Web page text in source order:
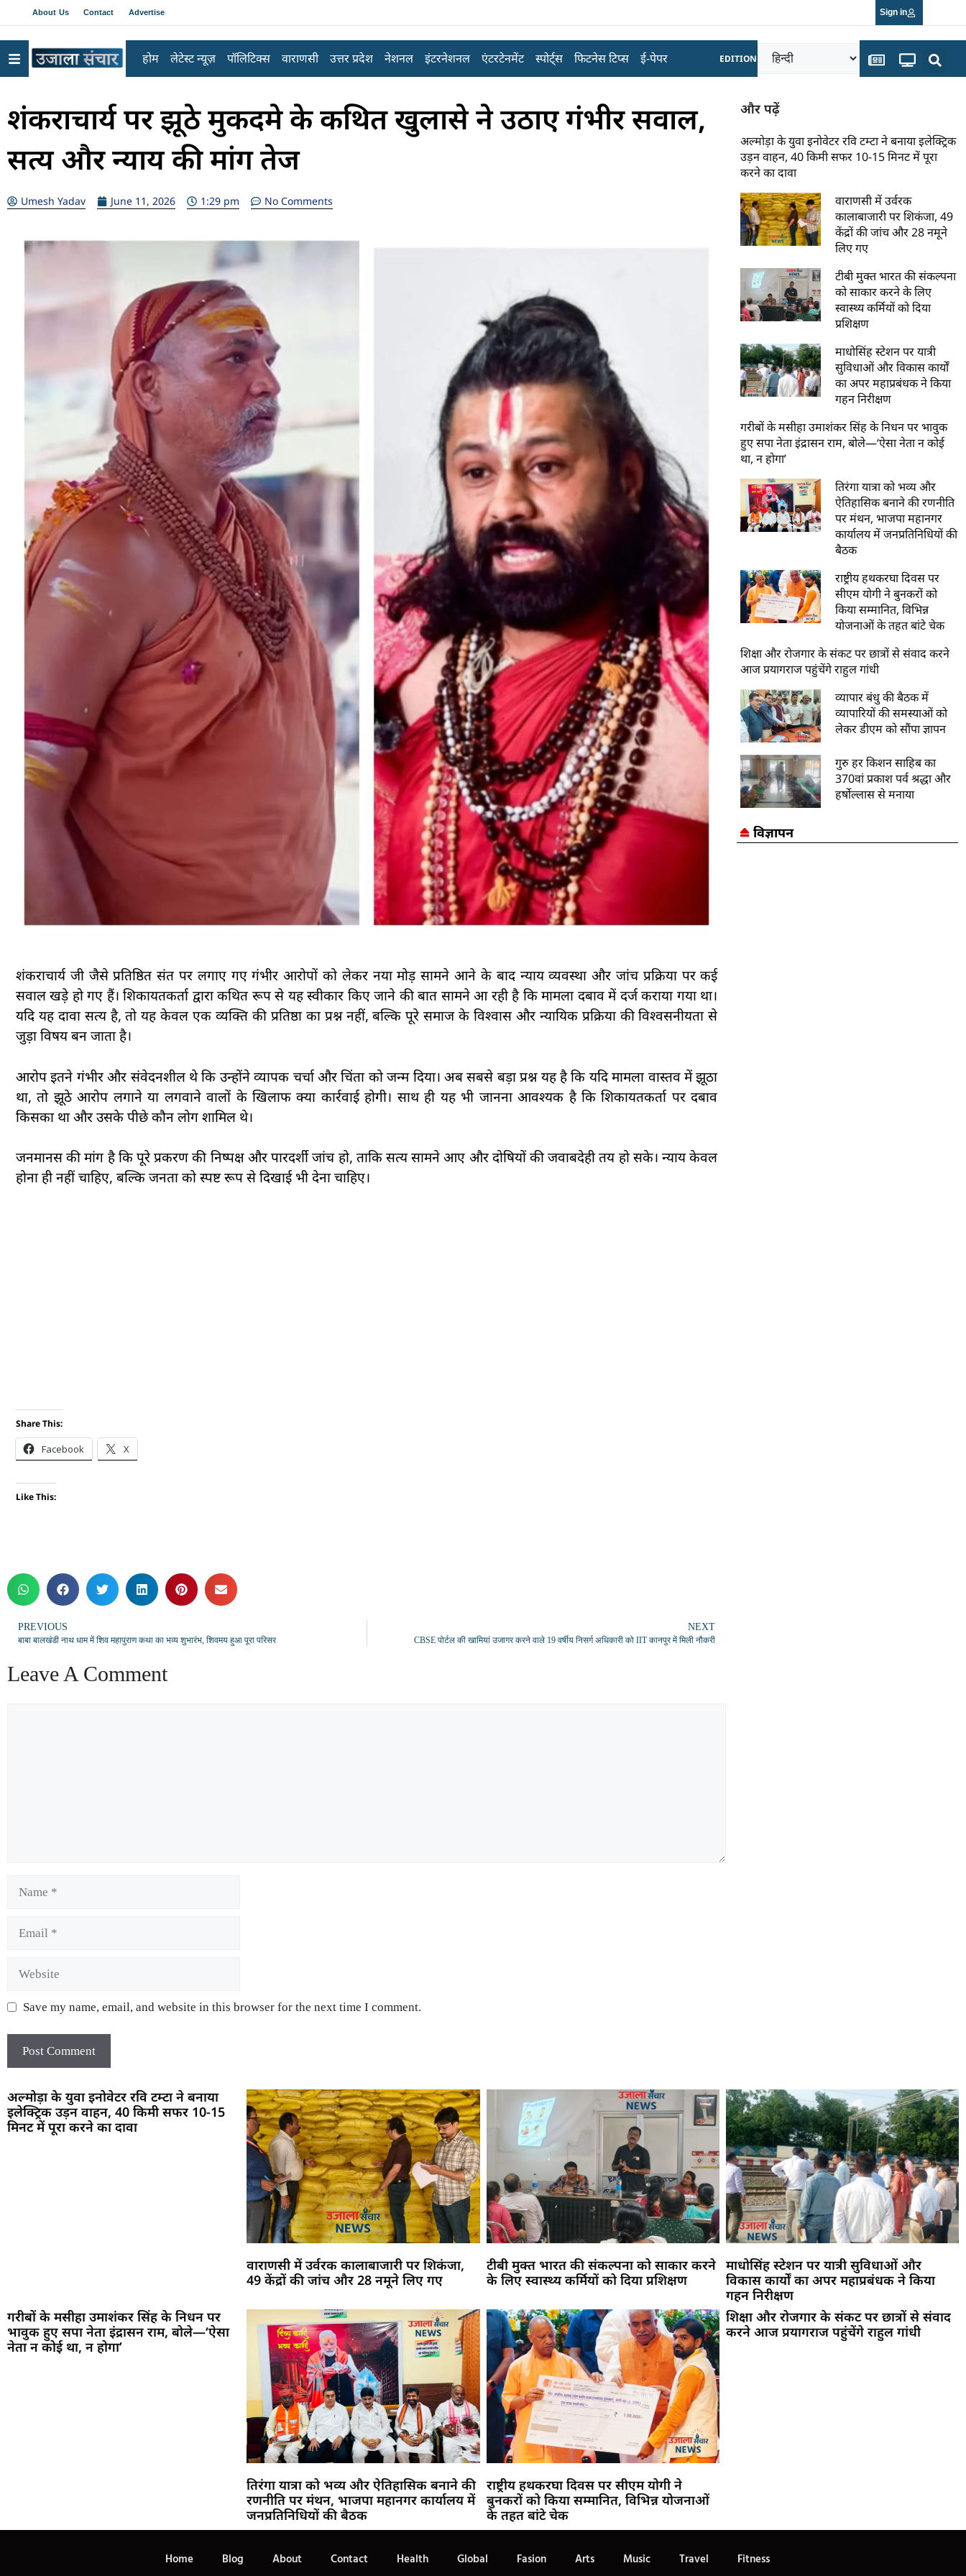
About Us Contact Advertise Sign in
होम लेटेस्ट न्यूज़ पॉलिटिक्स वाराणसी उत्तर प्रदेश नेशनल इंटरनेशनल एंटरटेनमेंट स्पोर्ट्स फिटनेस टिप्स ई-पेपर EDITION
शंकराचार्य पर झूठे मुकदमे के कथित खुलासे ने उठाए गंभीर सवाल,
सत्य और न्याय की मांग तेज
Umesh Yadav June 11, 2026 1:29 pm No Comments
शंकराचार्य जी जैसे प्रतिष्ठित संत पर लगाए गए गंभीर आरोपों को लेकर नया मोड़ सामने आने के बाद न्याय व्यवस्था और जांच प्रक्रिया पर कई
सवाल खड़े हो गए हैं। शिकायतकर्ता द्वारा कथित रूप से यह स्वीकार किए जाने की बात सामने आ रही है कि मामला दबाव में दर्ज कराया गया था।
यदि यह दावा सत्य है, तो यह केवल एक व्यक्ति की प्रतिष्ठा का प्रश्न नहीं, बल्कि पूरे समाज के विश्वास और न्यायिक प्रक्रिया की विश्वसनीयता से
जुड़ा विषय बन जाता है।
आरोप इतने गंभीर और संवेदनशील थे कि उन्होंने व्यापक चर्चा और चिंता को जन्म दिया। अब सबसे बड़ा प्रश्न यह है कि यदि मामला वास्तव में झूठा
था, तो झूठे आरोप लगाने या लगवाने वालों के खिलाफ क्या कार्रवाई होगी। साथ ही यह भी जानना आवश्यक है कि शिकायतकर्ता पर दबाव
किसका था और उसके पीछे कौन लोग शामिल थे।
जनमानस की मांग है कि पूरे प्रकरण की निष्पक्ष और पारदर्शी जांच हो, ताकि सत्य सामने आए और दोषियों की जवाबदेही तय हो सके। न्याय केवल
होना ही नहीं चाहिए, बल्कि जनता को स्पष्ट रूप से दिखाई भी देना चाहिए।
Share This:
Facebook X
Like This:
PREVIOUS
बाबा बालखंडी नाथ धाम में शिव महापुराण कथा का भव्य शुभारंभ, शिवमय हुआ पूरा परिसर
NEXT
CBSE पोर्टल की खामियां उजागर करने वाले 19 वर्षीय निसर्ग अधिकारी को IIT कानपुर में मिली नौकरी
Leave A Comment
Save my name, email, and website in this browser for the next time I comment.
और पढ़ें
अल्मोड़ा के युवा इनोवेटर रवि टम्टा ने बनाया इलेक्ट्रिक
उड़न वाहन, 40 किमी सफर 10-15 मिनट में पूरा
करने का दावा
वाराणसी में उर्वरक
कालाबाजारी पर शिकंजा, 49
केंद्रों की जांच और 28 नमूने
लिए गए
टीबी मुक्त भारत की संकल्पना
को साकार करने के लिए
स्वास्थ्य कर्मियों को दिया
प्रशिक्षण
माधोसिंह स्टेशन पर यात्री
सुविधाओं और विकास कार्यों
का अपर महाप्रबंधक ने किया
गहन निरीक्षण
गरीबों के मसीहा उमाशंकर सिंह के निधन पर भावुक
हुए सपा नेता इंद्रासन राम, बोले—‘ऐसा नेता न कोई
था, न होगा’
तिरंगा यात्रा को भव्य और
ऐतिहासिक बनाने की रणनीति
पर मंथन, भाजपा महानगर
कार्यालय में जनप्रतिनिधियों की
बैठक
राष्ट्रीय हथकरघा दिवस पर
सीएम योगी ने बुनकरों को
किया सम्मानित, विभिन्न
योजनाओं के तहत बांटे चेक
शिक्षा और रोजगार के संकट पर छात्रों से संवाद करने
आज प्रयागराज पहुंचेंगे राहुल गांधी
व्यापार बंधु की बैठक में
व्यापारियों की समस्याओं को
लेकर डीएम को सौंपा ज्ञापन
गुरु हर किशन साहिब का
370वां प्रकाश पर्व श्रद्धा और
हर्षोल्लास से मनाया
विज्ञापन
अल्मोड़ा के युवा इनोवेटर रवि टम्टा ने बनाया
इलेक्ट्रिक उड़न वाहन, 40 किमी सफर 10-15
मिनट में पूरा करने का दावा
वाराणसी में उर्वरक कालाबाजारी पर शिकंजा,
49 केंद्रों की जांच और 28 नमूने लिए गए
टीबी मुक्त भारत की संकल्पना को साकार करने
के लिए स्वास्थ्य कर्मियों को दिया प्रशिक्षण
माधोसिंह स्टेशन पर यात्री सुविधाओं और
विकास कार्यों का अपर महाप्रबंधक ने किया
गहन निरीक्षण
गरीबों के मसीहा उमाशंकर सिंह के निधन पर
भावुक हुए सपा नेता इंद्रासन राम, बोले—‘ऐसा
नेता न कोई था, न होगा’
तिरंगा यात्रा को भव्य और ऐतिहासिक बनाने की
रणनीति पर मंथन, भाजपा महानगर कार्यालय में
जनप्रतिनिधियों की बैठक
राष्ट्रीय हथकरघा दिवस पर सीएम योगी ने
बुनकरों को किया सम्मानित, विभिन्न योजनाओं
के तहत बांटे चेक
शिक्षा और रोजगार के संकट पर छात्रों से संवाद
करने आज प्रयागराज पहुंचेंगे राहुल गांधी
Home Blog About Contact Health Global Fasion Arts Music Travel Fitness